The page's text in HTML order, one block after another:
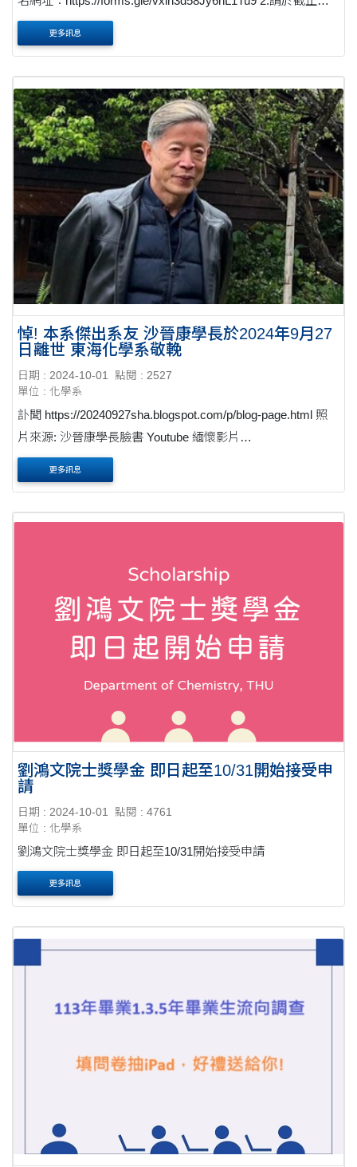
前將作品上傳至自己的雲端，並將雲端連結及切結書寄到化
學系信箱(chem@thu.edu.tw)待初審後將由東海化....
更多訊息
悼! 本系傑出系友 沙晉康學長於2024年9月27
日離世 東海化學系敬輓
日期 : 2024-10-01
點閱 : 2527
單位 : 化學系
訃聞 https://20240927sha.blogspot.com/p/blog-page.html 照
片來源: 沙晉康學長臉書 Youtube 緬懷影片
https://www.youtube.com/watch?v=prjH87Dg7pM
更多訊息
劉鴻文院士獎學金 即日起至10/31開始接受申
請
日期 : 2024-10-01
點閱 : 4761
單位 : 化學系
劉鴻文院士獎學金 即日起至10/31開始接受申請
更多訊息